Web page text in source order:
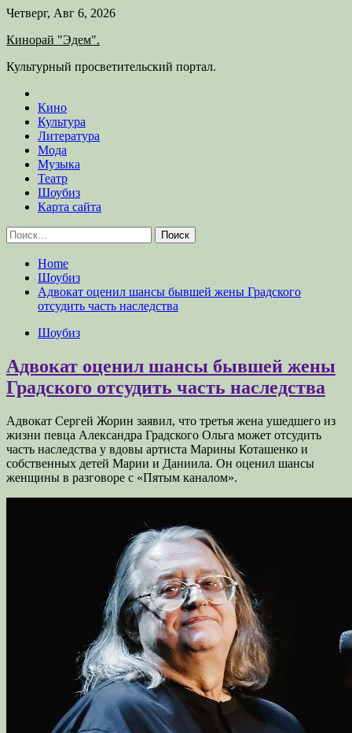
Skip
content
Четверг, Авг 6, 2026
Кинорай "Эдем".
Культурный просветительский портал.
Кино
Культура
Литература
Мода
Музыка
Театр
Шоубиз
Карта сайта
Найти:
Home
Шоубиз
Адвокат оценил шансы бывшей жены Градского
отсудить часть наследства
Шоубиз
Адвокат оценил шансы бывшей жены
Градского отсудить часть наследства
Адвокат Сергей Жорин заявил, что третья жена ушедшего из
жизни певца Александра Градского Ольга может отсудить
часть наследства у вдовы артиста Марины Коташенко и
собственных детей Марии и Даниила. Он оценил шансы
женщины в разговоре с «Пятым каналом».